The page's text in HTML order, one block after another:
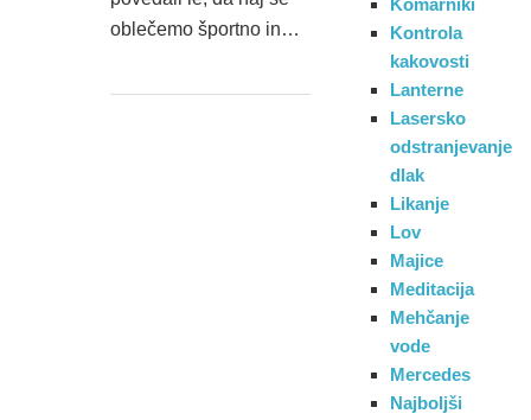
oblečemo športno in…
Komarniki
Kontrola
kakovosti
Lanterne
Lasersko
odstranjevanje
dlak
Likanje
Lov
Majice
Meditacija
Mehčanje
vode
Mercedes
Najboljši